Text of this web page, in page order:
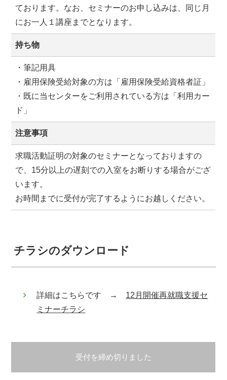
ております。なお、セミナーのお申し込みは、同じ月
にお一人１講座までとなります。
持ち物
・筆記用具
・雇用保険受給対象の方は「雇用保険受給資格者証」
・既に当センターをご利用されている方は「利用カー
ド」
注意事項
求職活動証明の対象のセミナーとなっておりますの
で、15分以上の遅刻での入室をお断りする場合がござ
います。
お時間までに受付が完了するようにお越しください。
チラシのダウンロード
詳細はこちらです → 12月開催再就職支援セ
ミナーチラシ
受付を締め切りました